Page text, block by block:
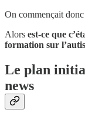
On commençait
Alors est-ce que
formation sur
Le plan
news